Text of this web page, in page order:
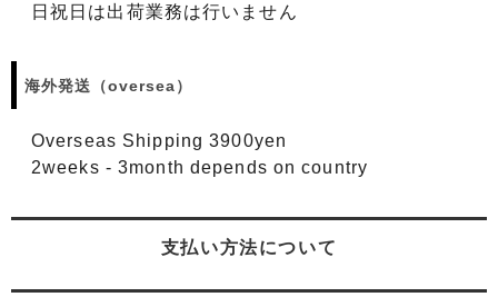
日祝日は出荷業務は行いません
海外発送（oversea）
Overseas Shipping 3900yen
2weeks - 3month depends on country
支払い方法について